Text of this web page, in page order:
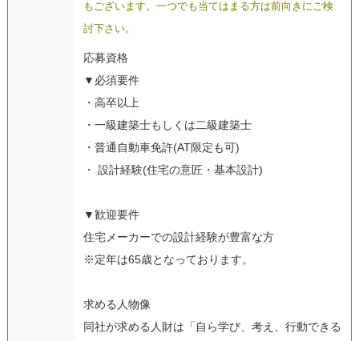
もございます。一つでも当てはまる方は前向きにご検
討下さい。
応募資格
▼必須要件
・高卒以上
・一級建築士もしくは二級建築士
・普通自動車免許(AT限定も可)
・ 設計経験(住宅の意匠・基本設計)
▼歓迎要件
住宅メーカーでの設計経験が豊富な方
※定年は65歳となっております。
求める人物像
同社が求める人財は「自ら学び、考え、行動できる